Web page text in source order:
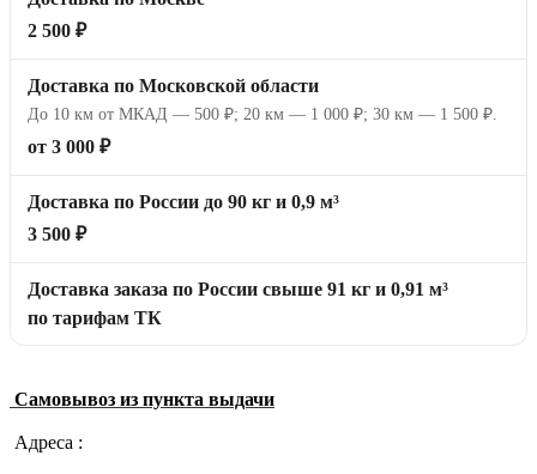
2 500 ₽
Доставка по Московской области
До 10 км от МКАД — 500 ₽; 20 км — 1 000 ₽; 30 км — 1 500 ₽.
от 3 000 ₽
Доставка по России до 90 кг и 0,9 м³
3 500 ₽
Доставка заказа по России свыше 91 кг и 0,91 м³
по тарифам ТК
Самовывоз из пункта выдачи
Адреса :